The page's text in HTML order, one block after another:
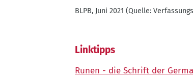
Lodge
BLPB, Juni 2021 (Quelle:
Linktipps
Runen - die Schrift der